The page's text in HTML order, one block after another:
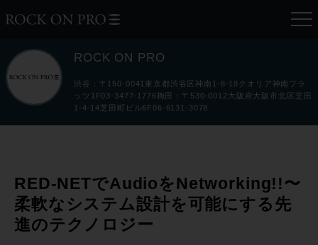
ROCK ON PRO
渋谷：〒150-0041東京都渋谷区神南1-8-18クオリア神南フラ
ッツ1F03-3477-1776梅田：〒530-0012大阪府大阪市北区芝田
1-4-14芝田町ビル6F06-6131-3078
RED-NETでAudioをNetworking!!〜
柔軟なシステム設計を可能にする先
進のテクノロジー